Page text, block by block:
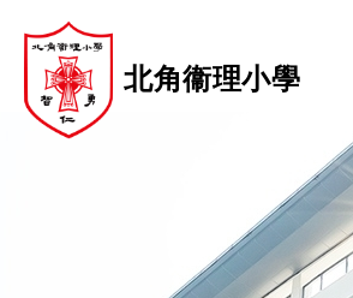
北角衞理小學